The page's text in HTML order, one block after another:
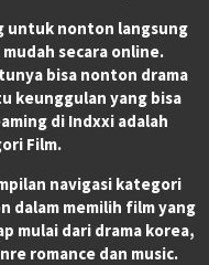
untuk nonton langsung
secara online.
bisa nonton drama
keunggulan yang bisa
di Indxxi adalah
Film.
navigasi kategori
dalam memilih film yang
mulai dari drama korea,
romance dan music.